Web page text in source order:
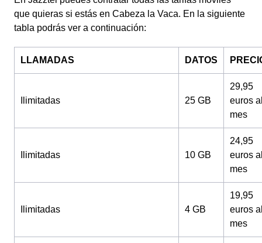
que quieras si estás en Cabeza la Vaca. En la siguiente
tabla podrás ver a continuación:
LLAMADAS DATOS
Ilimitadas 25 GB
29,95
euros
mes
Ilimitadas 10 GB
24,95
euros
mes
Ilimitadas 4 GB
19,95
euros
mes